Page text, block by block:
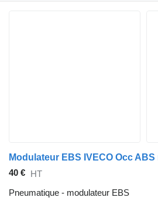
40 € HT
Pneumatique - modulateur EBS